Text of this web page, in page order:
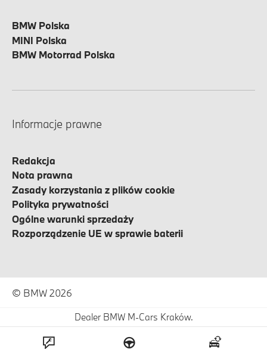
Dealer BMW M-Cars Kraków.
BMW Polska
MINI Polska
BMW Motorrad Polska
Informacje prawne
Redakcja
Nota prawna
Zasady korzystania z plików cookie
Polityka prywatności
Ogólne warunki sprzedaży
Rozporządzenie UE w sprawie baterii
© BMW 2026